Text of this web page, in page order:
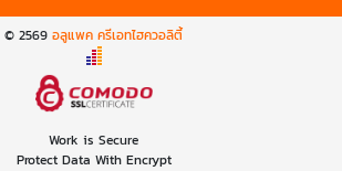
© 2569อลูแพค ครีเอทไฮควอลิตี้
Work is Secure
Protect Data With Encrypt